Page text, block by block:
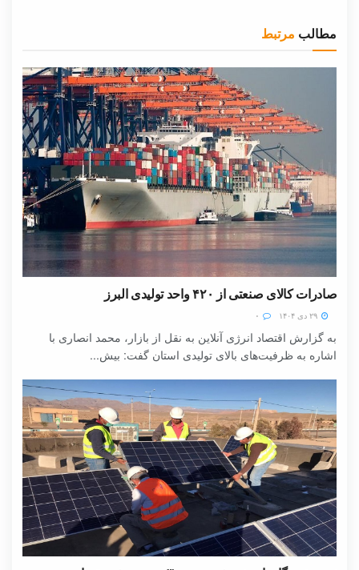
مطالب مرتبط
صادرات کالای صنعتی از ۴۲۰ واحد تولیدی البرز
به گزارش اقتصاد انرژی آنلاین به نقل از بازار، محمد انصاری با
اشاره به ظرفیت‌های بالای تولیدی استان گفت: بیش...